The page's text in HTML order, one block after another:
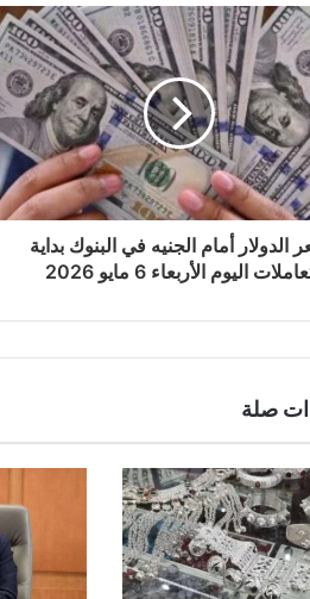
الدولار أمام الجنيه في البنوك بداية
اليوم الأربعاء 6 مايو 2026
صلة